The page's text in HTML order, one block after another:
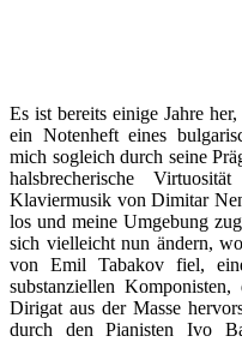
Es ist bereits einige Jahre
ein Notenheft eines
mich sogleich durch seine
halsbrecherische
Klaviermusik von Dimitar
los und meine Umgebung
sich vielleicht nun ändern,
von Emil Tabakov fiel,
substanziellen
Dirigat aus der Masse
durch den Pianisten Ivo